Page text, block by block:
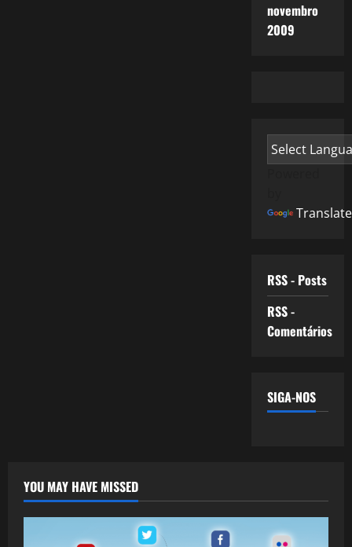
novembro
2009
Translate
RSS - Posts
RSS -
Comentários
SIGA-NOS
YOU MAY HAVE MISSED